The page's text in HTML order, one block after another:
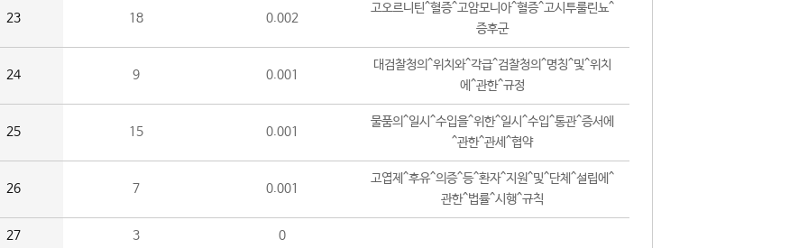
23 18 0.002
고오르니틴^혈증^고암모니아^혈증^고시투룰린뇨^
증후군
24 9 0.001
대검찰청의^위치와^각급^검찰청의^명칭^및^위치
에^관한^규정
25 15 0.001
물품의^일시^수입을^위한^일시^수입^통관^증서에
^관한^관세^협약
26 7 0.001
고엽제^후유^의증^등^환자^지원^및^단체^설립에^
관한^법률^시행^규칙
27 3 0